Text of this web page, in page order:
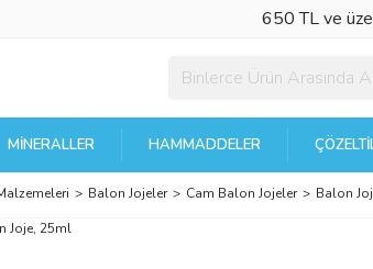
650 TL ve
MINERALLER HAMMADDELER
Balon Jojeler Cam Balon Jojeler Balon